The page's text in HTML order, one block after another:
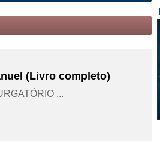
(Livro completo)
...